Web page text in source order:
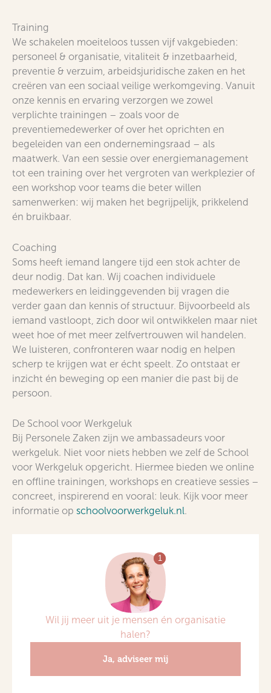
Wil jij meer uit je mensen én organisatie
halen?
Ja, adviseer mij
Training
We schakelen moeiteloos tussen vijf vakgebieden:
personeel & organisatie, vitaliteit & inzetbaarheid,
preventie & verzuim, arbeidsjuridische zaken en het
creëren van een sociaal veilige werkomgeving. Vanuit
onze kennis en ervaring verzorgen we zowel
verplichte trainingen – zoals voor de
preventiemedewerker of over het oprichten en
begeleiden van een ondernemingsraad – als
maatwerk. Van een sessie over energiemanagement
tot een training over het vergroten van werkplezier of
een workshop voor teams die beter willen
samenwerken: wij maken het begrijpelijk, prikkelend
én bruikbaar.
Coaching
Soms heeft iemand langere tijd een stok achter de
deur nodig. Dat kan. Wij coachen individuele
medewerkers en leidinggevenden bij vragen die
verder gaan dan kennis of structuur. Bijvoorbeeld als
iemand vastloopt, zich door wil ontwikkelen maar niet
weet hoe of met meer zelfvertrouwen wil handelen.
We luisteren, confronteren waar nodig en helpen
scherp te krijgen wat er écht speelt. Zo ontstaat er
inzicht én beweging op een manier die past bij de
persoon.
De School voor Werkgeluk
Bij Personele Zaken zijn we ambassadeurs voor
werkgeluk. Niet voor niets hebben we zelf de School
voor Werkgeluk opgericht. Hiermee bieden we online
en offline trainingen, workshops en creatieve sessies –
concreet, inspirerend en vooral: leuk. Kijk voor meer
informatie op schoolvoorwerkgeluk.nl.